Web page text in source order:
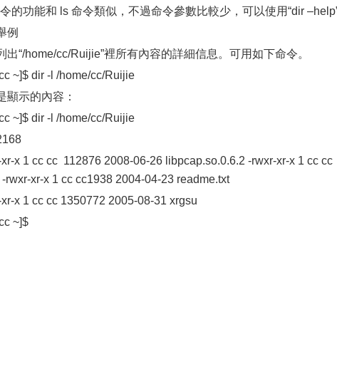
的功能和 ls 命令類似，不過命令參數比較少，可以使用“dir
例
出“/home/cc/Ruijie”裡所有內容的詳細信息。可用如下命令。
~]$ dir -l /home/cc/Ruijie
顯示的內容：
~]$ dir -l /home/cc/Ruijie
x 1 cc cc 112876 2008-06-26 libpcap.so.0.6.2 -rwxr-xr-x 1 cc
rwxr-xr-x 1 cc cc1938 2004-04-23 readme.txt
x 1 cc cc 1350772 2005-08-31 xrgsu
~]$